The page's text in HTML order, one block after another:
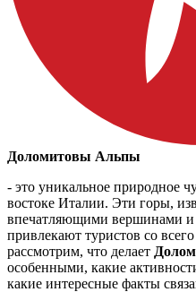
Доломитовы Альпы
- это уникальное природное
востоке Италии. Эти горы,
впечатляющими вершинами
привлекают туристов со
рассмотрим, что делает
особенными, какие
какие интересные факты